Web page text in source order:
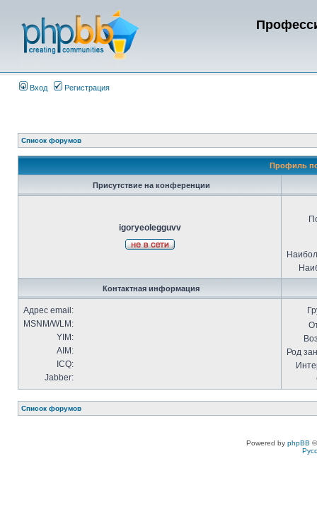
Вход Регистрация
Список форумов
Профиль
Присутствие на конференции
igoryeolegguvv
Контактная информация
Адрес email:
MSNM/WLM:
YIM:
AIM:
ICQ:
Jabber:
Род
Список форумов
Powered by phpBB